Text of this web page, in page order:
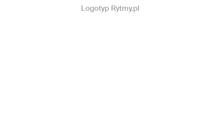
Logotyp Rytmy.pl